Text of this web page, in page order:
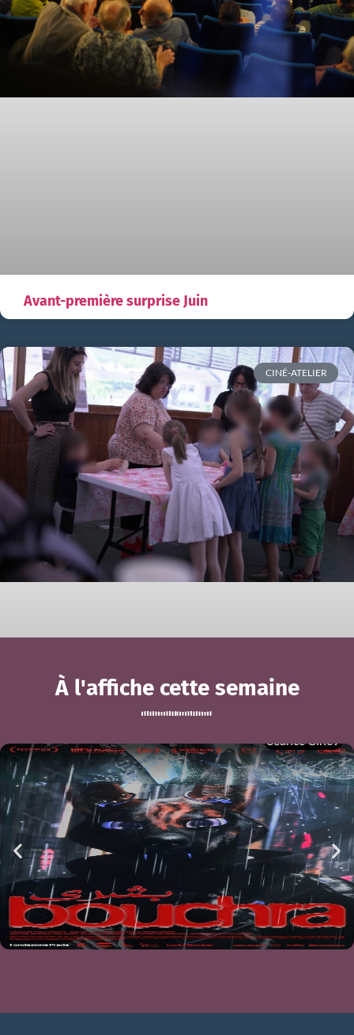
Avant-première surprise Juin
CINÉ-ATELIER
Ciné-atelier du mois de mai
À l'affiche cette semaine
BOUCHRA
mer 05/08
21h00